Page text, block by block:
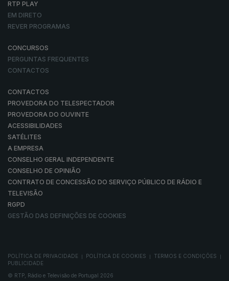
RTP PLAY
EM DIRETO
REVER PROGRAMAS
CONCURSOS
PERGUNTAS FREQUENTES
CONTACTOS
CONTACTOS
PROVEDORA DO TELESPECTADOR
PROVEDORA DO OUVINTE
ACESSIBILIDADES
SATÉLITES
A EMPRESA
CONSELHO GERAL INDEPENDENTE
CONSELHO DE OPINIÃO
CONTRATO DE CONCESSÃO DO SERVIÇO PÚBLICO DE RÁDIO E
TELEVISÃO
RGPD
GESTÃO DAS DEFINIÇÕES DE COOKIES
POLÍTICA DE PRIVACIDADE POLÍTICA DE COOKIES TERMOS E CONDIÇÕES
PUBLICIDADE
© RTP, Rádio e Televisão de Portugal 2026